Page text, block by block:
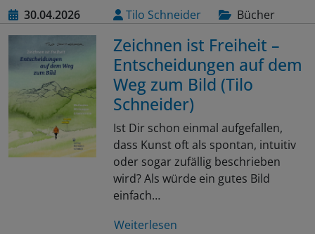
30.04.2026 Tilo Schneider Bücher
Zeichnen ist Freiheit –
Entscheidungen auf dem
Weg zum Bild (Tilo
Schneider)
Ist Dir schon einmal aufgefallen,
dass Kunst oft als spontan, intuitiv
oder sogar zufällig beschrieben
wird? Als würde ein gutes Bild
einfach…
Weiterlesen